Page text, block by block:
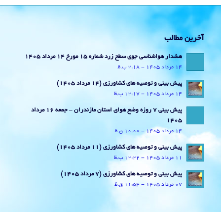
آخرین مطالب
هشدار هواشناسی جوی سطح زرد شماره 15 مورخ 14 مرداد 1405
14 مرداد 1405 - 2:18 ب.ظ
پیش بینی و توصیه های کشاورزی (14 مرداد ۱۴۰۵)
14 مرداد 1405 - 12:17 ب.ظ
پیش بینی 7 روزه وضع هوای استان مازندران – جمعه 16 مرداد
1405
14 مرداد 1405 - 10:00 ق.ظ
پیش بینی و توصیه های کشاورزی (11 مرداد ۱۴۰۵)
11 مرداد 1405 - 12:22 ب.ظ
پیش بینی و توصیه های کشاورزی (7 مرداد ۱۴۰۵)
07 مرداد 1405 - 11:54 ق.ظ